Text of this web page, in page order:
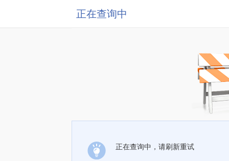
正在查询中
正在查询中，请刷新重试